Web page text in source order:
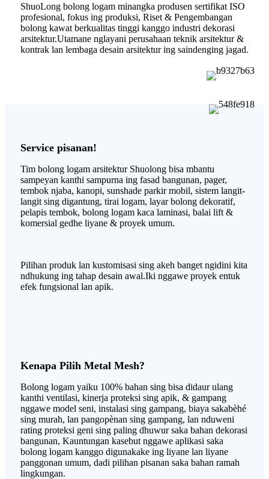
ShuoLong bolong logam minangka produsen sertifikat ISO
profesional, fokus ing produksi, Riset & Pengembangan
bolong kawat berkualitas tinggi kanggo industri dekorasi
arsitektur.Utamane nglayani perusahaan teknik arsitektur &
kontrak lan lembaga desain arsitektur ing saindenging jagad.
Service pisanan!
Tim bolong logam arsitektur Shuolong bisa mbantu
sampeyan kanthi sampurna ing fasad bangunan, pager,
tembok njaba, kanopi, sunshade parkir mobil, sistem langit-
langit sing digantung, tirai logam, layar bolong dekoratif,
pelapis tembok, bolong logam kaca laminasi, balai lift &
komersial gedhe liyane & proyek umum.
Pilihan produk lan kustomisasi sing akeh banget ngidini kita
ndhukung ing tahap desain awal.Iki nggawe proyek entuk
efek fungsional lan apik.
Kenapa Pilih Metal Mesh?
Bolong logam yaiku 100% bahan sing bisa didaur ulang
kanthi ventilasi, kinerja proteksi sing apik, & gampang
nggawe model seni, instalasi sing gampang, biaya sakabèhé
sing murah, lan pangopènan sing gampang, lan nduweni
rating proteksi geni sing paling dhuwur saka bahan dekorasi
bangunan, Kauntungan kasebut nggawe aplikasi saka
bolong logam kanggo digunakake ing liyane lan liyane
panggonan umum, dadi pilihan pisanan saka bahan ramah
lingkungan.